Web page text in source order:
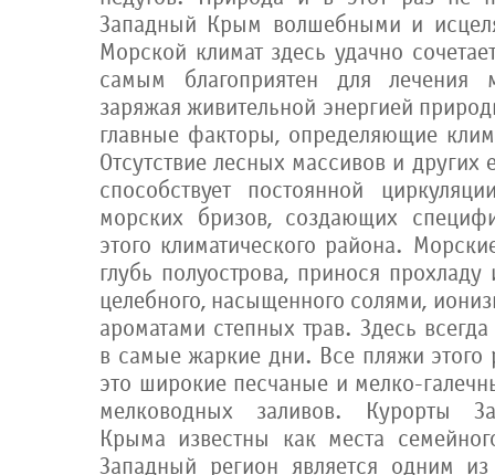
Западный Крым волшебными и
Морской климат здесь удачно
самым благоприятен для лечения
заряжая живительной энергией
главные факторы, определяющие
Отсутствие лесных массивов и других
способствует постоянной
морских бризов, создающих
этого климатического района.
глубь полуострова, принося
целебного, насыщенного солями,
ароматами степных трав. Здесь
в самые жаркие дни. Все пляжи этого
это широкие песчаные и мелко-
мелководных заливов. Курорты
Крыма известны как места
Западный регион является одним